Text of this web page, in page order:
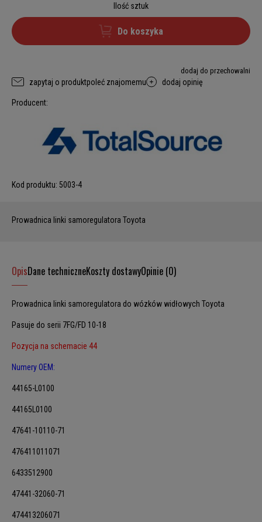
Ilość sztuk
Do koszyka
dodaj do przechowalni
zapytaj o produktpoleć znajomemu dodaj opinię
Producent:
Kod produktu: 5003-4
Prowadnica linki samoregulatora Toyota
OpisDane techniczneKoszty dostawyOpinie (0)
Prowadnica linki samoregulatora do wózków widłowych Toyota
Pasuje do serii 7FG/FD 10-18
Pozycja na schemacie 44
Numery OEM:
44165-L0100
44165L0100
47641-10110-71
476411011071
6433512900
47441-32060-71
474413206071